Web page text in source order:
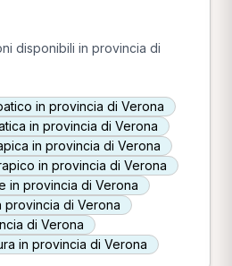
disponibili in provincia di
in provincia di Verona
in provincia di Verona
in provincia di Verona
in provincia di Verona
in provincia di Verona
provincia di Verona
di Verona
in provincia di Verona